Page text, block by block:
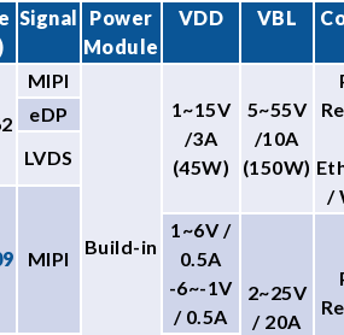
Signal
Power
Module
VDD VBL
MIPI
Build-in
1~15V
/3A
(45W)
5~55V
/10A
(150W)
/
eDP
LVDS
MIPI
1~6V /
0.5A
-6~-1V
/ 0.5A
2~25V
/ 20A